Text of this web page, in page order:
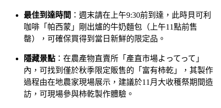
最佳到達時間 ：週末請在上午9:30前到達，此時貝可利
咖啡「帕西蒙」剛出爐的牛奶麵包（上午11點前售
罄），可確保買得到當日新鮮的限定品。
隱藏景點 ：在農產物直賣所「產直市場よってって」
內，可找到僅於秋季限定販售的「富有柿乾」，其製作
過程由在地農家現場展示，建議於11月大收穫祭期間造
訪，可現場參與柿乾製作體驗。